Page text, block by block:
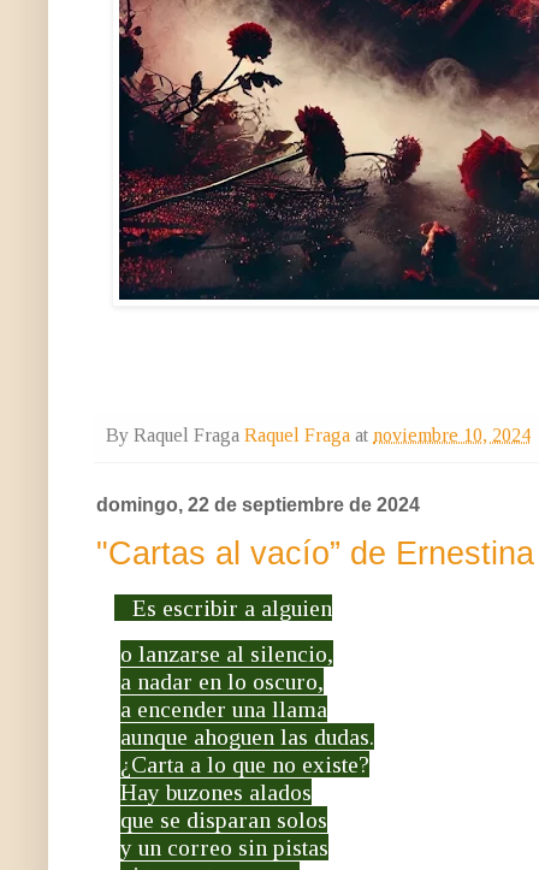
By Raquel Fraga Raquel Fraga at noviembre 10, 2024
domingo, 22 de septiembre de 2024
"Cartas al vacío” de
Es escribir a alguien
o lanzarse al silencio,
a nadar en lo oscuro,
a encender una llama
aunque ahoguen las dudas.
¿Carta a lo que no existe?
Hay buzones alados
que se disparan solos
y un correo sin pistas